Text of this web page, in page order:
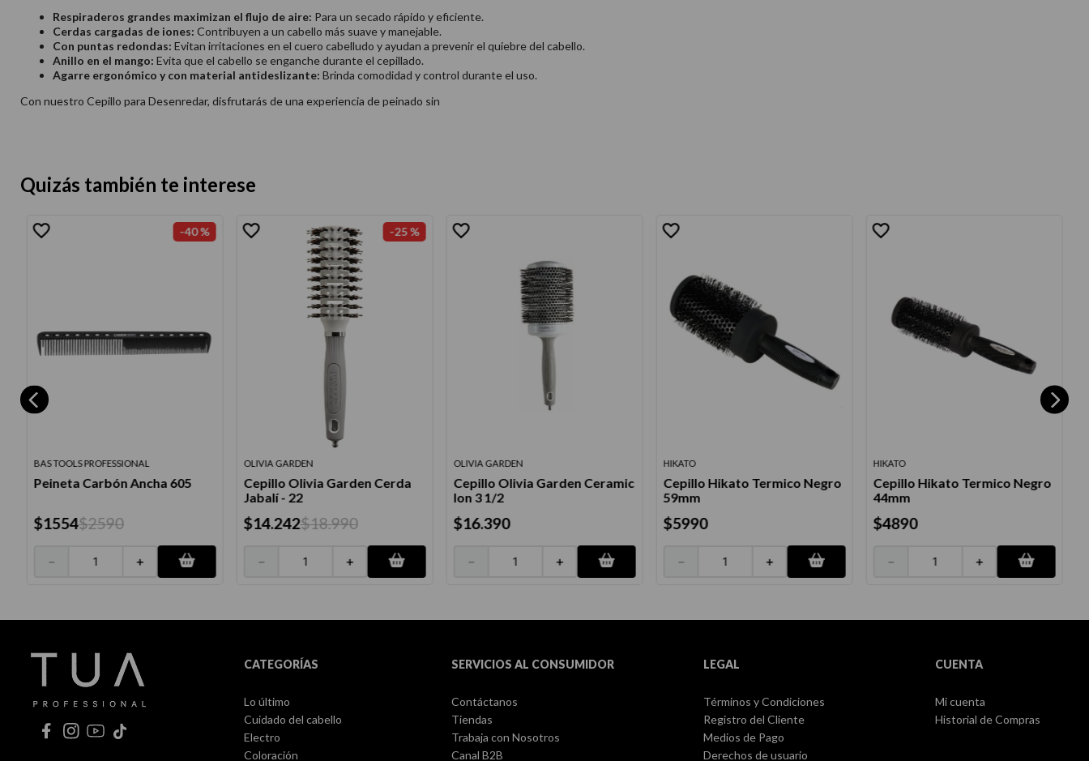
Respiraderos grandes maximizan el flujo de aire: Para un secado rápido y eficiente.
Cerdas cargadas de iones: Contribuyen a un cabello más suave y manejable.
Con puntas redondas: Evitan irritaciones en el cuero cabelludo y ayudan a prevenir el quiebre del cabello.
Anillo en el mango: Evita que el cabello se enganche durante el cepillado.
Agarre ergonómico y con material antideslizante: Brinda comodidad y control durante el uso.
Con nuestro Cepillo para Desenredar, disfrutarás de una experiencia de peinado sin
Quizás también te interese
-40 %
BAS TOOLS PROFESSIONAL
Peineta Carbón Ancha 605
$1554$2590
＋
－
-25 %
OLIVIA GARDEN
Cepillo Olivia Garden Cerda
Jabalí - 22
$14.242$18.990
＋
－
OLIVIA GARDEN
Cepillo Olivia Garden Ceramic
Ion 3 1/2
$16.390
＋
－
HIKATO
Cepillo Hikato Termico Negro
59mm
$5990
＋
－
HIKATO
Cepillo Hikato Termico Negro
44mm
$4890
＋
－
CATEGORÍAS
Lo último
Cuidado del cabello
Electro
Coloración
SERVICIOS AL CONSUMIDOR
Contáctanos
Tiendas
Trabaja con Nosotros
Canal B2B
LEGAL
Términos y Condiciones
Registro del Cliente
Medios de Pago
Derechos de usuario
CUENTA
Mi cuenta
Historial de Compras